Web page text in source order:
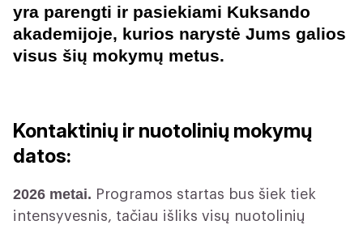
yra parengti ir pasiekiami Kuksando
akademijoje, kurios narystė Jums galios
visus šių mokymų metus.
Kontaktinių ir nuotolinių mokymų
datos:
2026 metai. Programos startas bus šiek tiek
intensyvesnis, tačiau išliks visų nuotolinių